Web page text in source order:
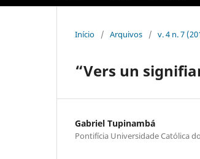
Início / Arquivos / v. 4 n. 7
“Vers un
Gabriel Tupinambá
Pontifícia Universidade Católica